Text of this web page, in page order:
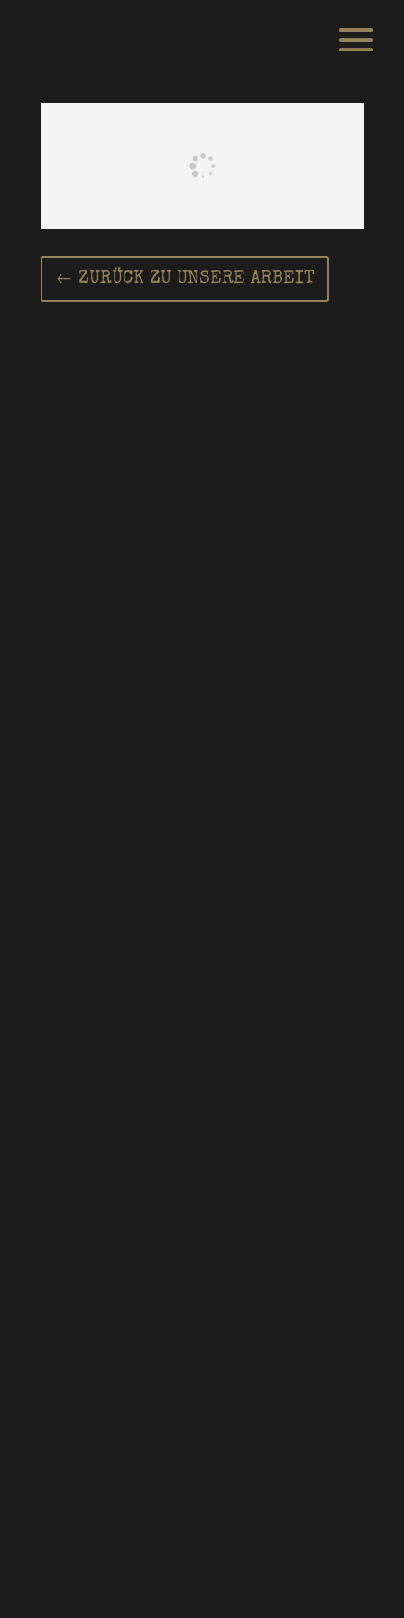
ZURÜCK ZU UNSERE ARBEIT